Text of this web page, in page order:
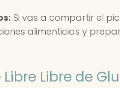
Si vas a compartir el
alimenticias y
Libre de